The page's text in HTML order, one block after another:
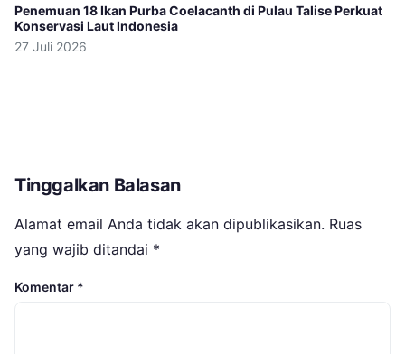
Penemuan 18 Ikan Purba Coelacanth di Pulau Talise Perkuat
Konservasi Laut Indonesia
27 Juli 2026
Tinggalkan Balasan
Alamat email Anda tidak akan dipublikasikan. Ruas
yang wajib ditandai *
Komentar *